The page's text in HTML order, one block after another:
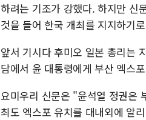
하려는 기조가 강했다. 하지만 신
것을 들어 한국 개최를 지지하기
앞서 기시다 후미오 일본 총리는
담에서 윤 대통령에게 부산 엑스
요미우리 신문은 "윤석열 정권은
최도 엑스포 유치를 대내외에 알